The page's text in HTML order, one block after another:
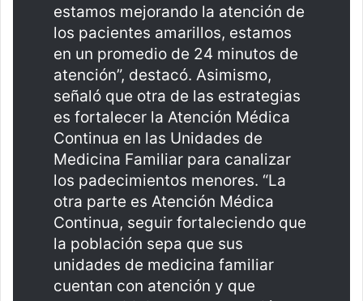
estamos mejorando la atención de
los pacientes amarillos, estamos
en un promedio de 24 minutos de
atención”, destacó. Asimismo,
señaló que otra de las estrategias
es fortalecer la Atención Médica
Continua en las Unidades de
Medicina Familiar para canalizar
los padecimientos menores. “La
otra parte es Atención Médica
Continua, seguir fortaleciendo que
la población sepa que sus
unidades de medicina familiar
cuentan con atención y que